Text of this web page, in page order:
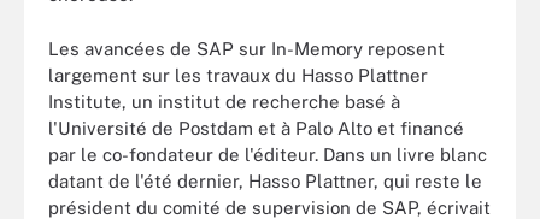
Les avancées de SAP sur In-Memory reposent
largement sur les travaux du Hasso Plattner
Institute, un institut de recherche basé à
l'Université de Postdam et à Palo Alto et financé
par le co-fondateur de l'éditeur. Dans un livre blanc
datant de l'été dernier, Hasso Plattner, qui reste le
président du comité de supervision de SAP, écrivait